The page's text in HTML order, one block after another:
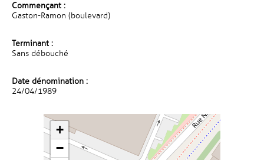
Commençant :
Gaston-Ramon (boulevard)
Terminant :
Sans débouché
Date dénomination :
24/04/1989
+
−